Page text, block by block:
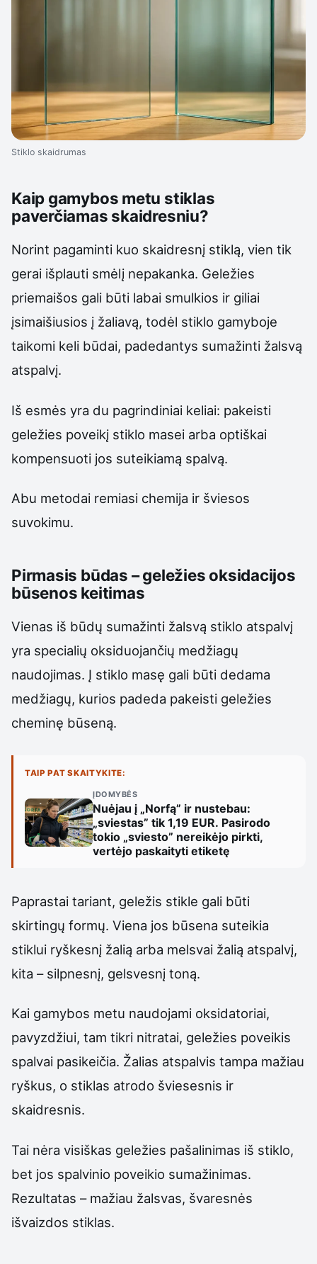
Stiklo skaidrumas
Kaip gamybos metu stiklas
paverčiamas skaidresniu?
Norint pagaminti kuo skaidresnį stiklą, vien tik
gerai išplauti smėlį nepakanka. Geležies
priemaišos gali būti labai smulkios ir giliai
įsimaišiusios į žaliavą, todėl stiklo gamyboje
taikomi keli būdai, padedantys sumažinti žalsvą
atspalvį.
Iš esmės yra du pagrindiniai keliai: pakeisti
geležies poveikį stiklo masei arba optiškai
kompensuoti jos suteikiamą spalvą.
Abu metodai remiasi chemija ir šviesos
suvokimu.
Pirmasis būdas – geležies oksidacijos
būsenos keitimas
Vienas iš būdų sumažinti žalsvą stiklo atspalvį
yra specialių oksiduojančių medžiagų
naudojimas. Į stiklo masę gali būti dedama
medžiagų, kurios padeda pakeisti geležies
cheminę būseną.
TAIP PAT SKAITYKITE:
ĮDOMYBĖS
Nuėjau į „Norfą” ir nustebau:
„sviestas” tik 1,19 EUR. Pasirodo
tokio „sviesto” nereikėjo pirkti,
vertėjo paskaityti etiketę
Paprastai tariant, geležis stikle gali būti
skirtingų formų. Viena jos būsena suteikia
stiklui ryškesnį žalią arba melsvai žalią atspalvį,
kita – silpnesnį, gelsvesnį toną.
Kai gamybos metu naudojami oksidatoriai,
pavyzdžiui, tam tikri nitratai, geležies poveikis
spalvai pasikeičia. Žalias atspalvis tampa mažiau
ryškus, o stiklas atrodo šviesesnis ir
skaidresnis.
Tai nėra visiškas geležies pašalinimas iš stiklo,
bet jos spalvinio poveikio sumažinimas.
Rezultatas – mažiau žalsvas, švaresnės
išvaizdos stiklas.